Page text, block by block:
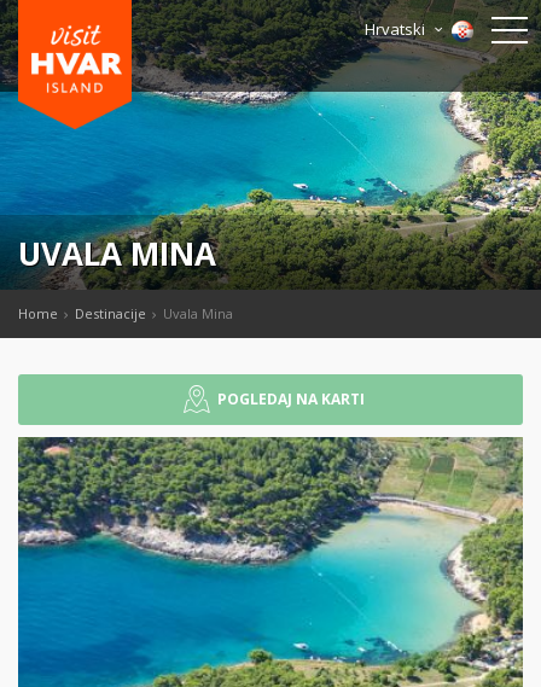
Hrvatski
UVALA MINA
Home Destinacije Uvala Mina
POGLEDAJ NA KARTI